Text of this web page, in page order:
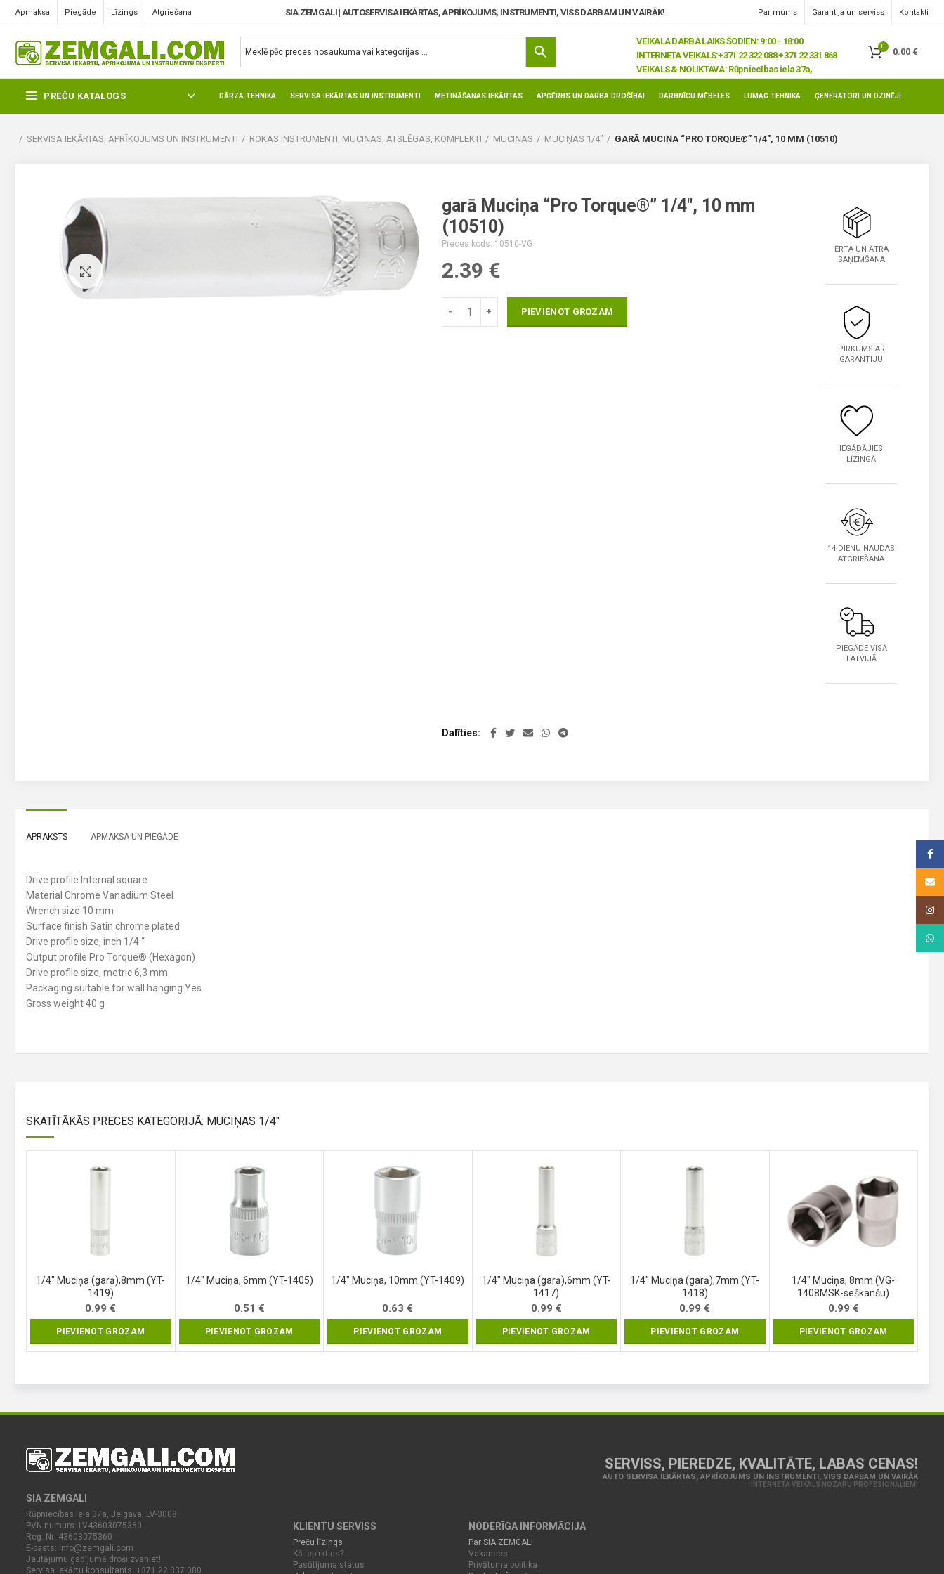
Apmaksa Piegāde Līzings Atgriešana SIA ZEMGALI | AUTOSERVISA IEKĀRTAS, APRĪKOJUMS, INSTRUMENTI, VISS DARBAM UN VAIRĀK! Par mums Garantija un serviss Kontakti
VEIKALA DARBA LAIKS ŠODIEN: 9:00 - 18:00
INTERNETA VEIKALS:+371 22 322 088|+371 22 331 868
VEIKALS & NOLIKTAVA: Rūpniecības iela 37a,
0
0.00 €
PREČU KATALOGS DĀRZA TEHNIKA SERVISA IEKĀRTAS UN INSTRUMENTI METINĀŠANAS IEKĀRTAS APĢĒRBS UN DARBA DROŠĪBAI DARBNĪCU MĒBELES LUMAG TEHNIKA ĢENERATORI UN DZINĒJI
SERVISA IEKĀRTAS, APRĪKOJUMS UN INSTRUMENTI ROKAS INSTRUMENTI, MUCIŅAS, ATSLĒGAS, KOMPLEKTI MUCIŅAS MUCIŅAS 1/4" GARĀ MUCIŅA “PRO TORQUE®” 1/4″, 10 MM (10510)
Pietuvināt
garā Muciņa “Pro Torque®” 1/4″, 10 mm
(10510)
Preces kods: 10510-VG
2.39 €
PIEVIENOT GROZAM
Dalīties
ĒRTA UN ĀTRA
SAŅEMŠANA
PIRKUMS AR
GARANTIJU
IEGĀDĀJIES
LĪZINGĀ
14 DIENU NAUDAS
ATGRIEŠANA
PIEGĀDE VISĀ
LATVIJĀ
APRAKSTS APMAKSA UN PIEGĀDE
Drive profile Internal square
Material Chrome Vanadium Steel
Wrench size 10 mm
Surface finish Satin chrome plated
Drive profile size, inch 1/4 “
Output profile Pro Torque® (Hexagon)
Drive profile size, metric 6,3 mm
Packaging suitable for wall hanging Yes
Gross weight 40 g
SKATĪTĀKĀS PRECES KATEGORIJĀ: MUCIŅAS 1/4"
1/4″ Muciņa (garā),8mm (YT-
1419)
0.99€
PIEVIENOT GROZAM
1/4″ Muciņa, 6mm (YT-1405)
0.51 €
PIEVIENOT GROZAM
1/4″ Muciņa, 10mm (YT-1409)
0.63€
PIEVIENOT GROZAM
1/4″ Muciņa (garā),6mm (YT-
1417)
0.99 €
PIEVIENOT GROZAM
1/4″ Muciņa (garā),7mm (YT-
1418)
0.99€
PIEVIENOT GROZAM
1/4″ Muciņa, 8mm (VG-
1408MSK-seškanšu)
0.99 €
PIEVIENOT GROZAM
SIA ZEMGALI
Rūpniecības iela 37a, Jelgava, LV-3008
PVN numurs: LV43603075360
Reģ. Nr: 43603075360
E-pasts: info@zemgali.com
Jautājumu gadījumā droši zvaniet!:
Servisa iekārtu konsultants: +371 22 337 080
SERVISS, PIEREDZE, KVALITĀTE, LABAS CENAS!
AUTO SERVISA IEKĀRTAS, APRĪKOJUMS UN INSTRUMENTI, VISS DARBAM UN VAIRĀK
INTERNETA VEIKALS NOZARU PROFESIONĀĻIEM!
KLIENTU SERVISS
Preču līzings
Kā iepirkties?
Pasūtījuma status
NODERĪGA INFORMĀCIJA
Par SIA ZEMGALI
Vakances
Privātuma politika
Email